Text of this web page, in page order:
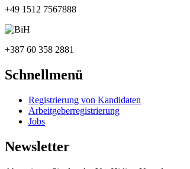
+49 1512 7567888
+387 60 358 2881
Schnellmenü
Registrierung von Kandidaten
Arbeitgeberregistrierung
Jobs
Newsletter